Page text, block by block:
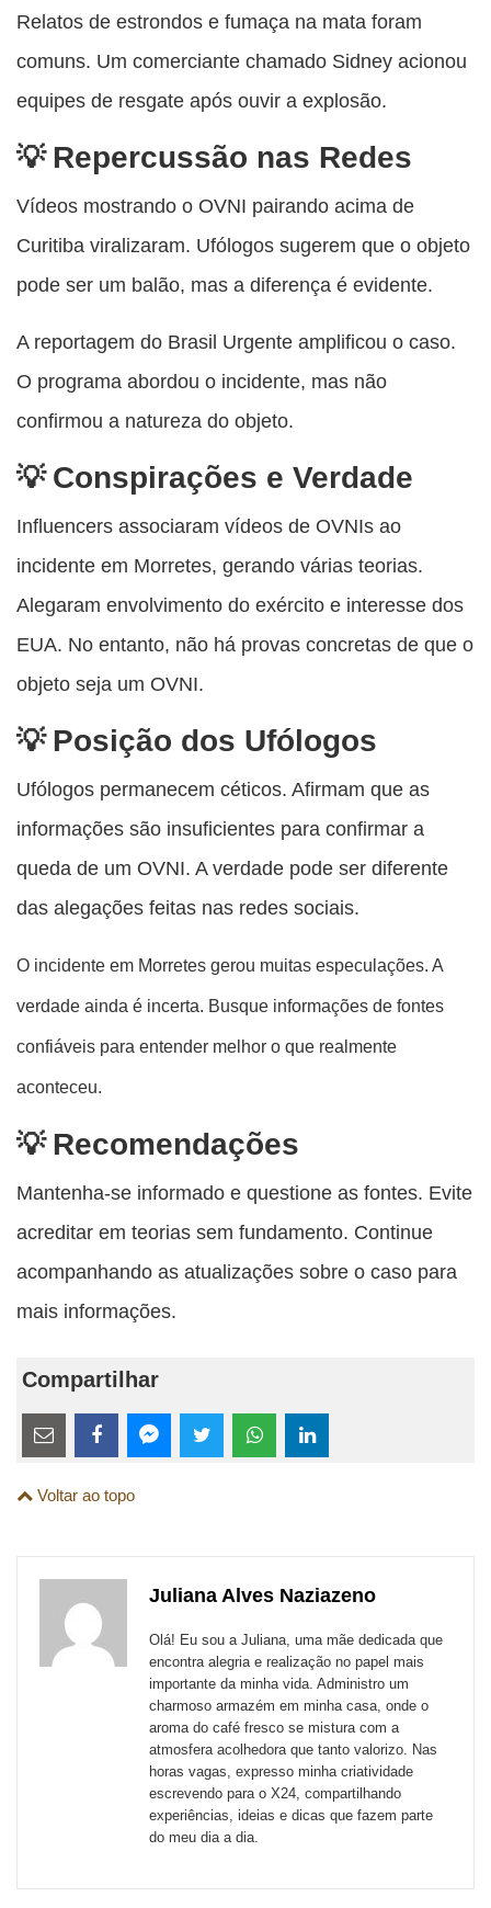
Relatos de estrondos e fumaça na mata foram
comuns. Um comerciante chamado Sidney acionou
equipes de resgate após ouvir a explosão.
Repercussão nas Redes
Vídeos mostrando o OVNI pairando acima de
Curitiba viralizaram. Ufólogos sugerem que o objeto
pode ser um balão, mas a diferença é evidente.
A reportagem do Brasil Urgente amplificou o caso.
O programa abordou o incidente, mas não
confirmou a natureza do objeto.
Conspirações e Verdade
Influencers associaram vídeos de OVNIs ao
incidente em Morretes, gerando várias teorias.
Alegaram envolvimento do exército e interesse dos
EUA. No entanto, não há provas concretas de que o
objeto seja um OVNI.
Posição dos Ufólogos
Ufólogos permanecem céticos. Afirmam que as
informações são insuficientes para confirmar a
queda de um OVNI. A verdade pode ser diferente
das alegações feitas nas redes sociais.
O incidente em Morretes gerou muitas especulações. A
verdade ainda é incerta. Busque informações de fontes
confiáveis para entender melhor o que realmente
aconteceu.
Recomendações
Mantenha-se informado e questione as fontes. Evite
acreditar em teorias sem fundamento. Continue
acompanhando as atualizações sobre o caso para
mais informações.
Compartilhar
Estes
links
são
externos
esta
Email
esta
FacebookMessenger
TwitterWhatsApp
LinkedIn
Voltar ao topo
Juliana Alves Naziazeno
Olá! Eu sou a Juliana, uma mãe dedicada que
encontra alegria e realização no papel mais
importante da minha vida. Administro um
charmoso armazém em minha casa, onde o
aroma do café fresco se mistura com a
atmosfera acolhedora que tanto valorizo. Nas
horas vagas, expresso minha criatividade
escrevendo para o X24, compartilhando
experiências, ideias e dicas que fazem parte
do meu dia a dia.